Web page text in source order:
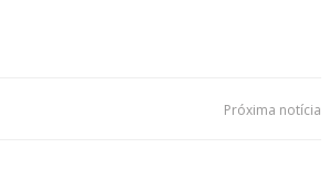
Próxima notícia